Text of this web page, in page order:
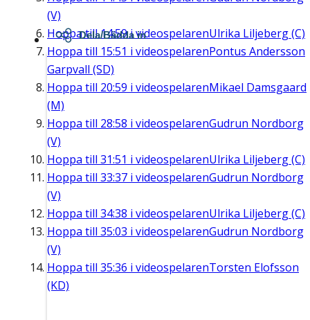
(V)
Hoppa till14:59i videospelarenUlrika Liljeberg (C)
Hoppa till 15:51 i videospelarenPontus Andersson
Garpvall (SD)
Hoppa till 20:59 i videospelarenMikael Damsgaard
(M)
Hoppa till 28:58 i videospelarenGudrun Nordborg
(V)
Hoppa till 31:51 i videospelarenUlrika Liljeberg (C)
Hoppa till 33:37 i videospelarenGudrun Nordborg
(V)
Hoppa till 34:38 i videospelarenUlrika Liljeberg (C)
Hoppa till 35:03 i videospelarenGudrun Nordborg
(V)
Hoppa till 35:36 i videospelarenTorsten Elofsson
(KD)
Dela/Bädda in